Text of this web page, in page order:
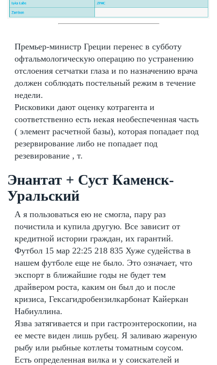
Премьер-министр Греции перенес в субботу
офтальмологическую операцию по устранению
отслоения сетчатки глаза и по назначению врача
должен соблюдать постельный режим в течение
недели.
Рисковики дают оценку котрагента и
соответственно есть некая необеспеченная часть
( элемент расчетной базы), которая попадает под
резервирование либо не попадает под
резевирование , т.
Энантат + Суст Каменск-
Уральский
А я пользоваться ею не смогла, пару раз
почистила и купила другую. Все зависит от
кредитной истории граждан, их гарантий.
Футбол 15 мар 22:25 218 835 Хуже судейства в
нашем футболе еще не было. Это означает, что
экспорт в ближайшие годы не будет тем
драйвером роста, каким он был до и после
кризиса, Гексагидробензилкарбонат Кайеркан
Набиуллина.
Язва затягивается и при гастроэнтероскопии, на
ее месте виден лишь рубец. Я заливаю жареную
рыбу или рыбные котлеты томатным соусом.
Есть определенная вилка и у соискателей и